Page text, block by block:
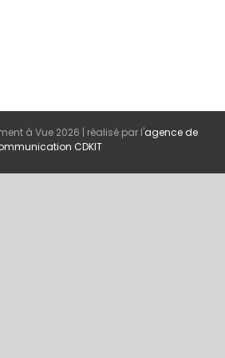
à Vue 2026 | réalisé par l'agence de
CDKIT